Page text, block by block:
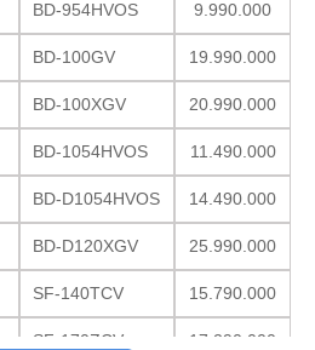
BD-954HVOS 9.990.000
BD-100GV 19.990.000
BD-100XGV 20.990.000
BD-1054HVOS 11.490.000
BD-D1054HVOS 14.490.000
BD-D120XGV 25.990.000
SF-140TCV 15.790.000
SF-170ZCV 17.290.000